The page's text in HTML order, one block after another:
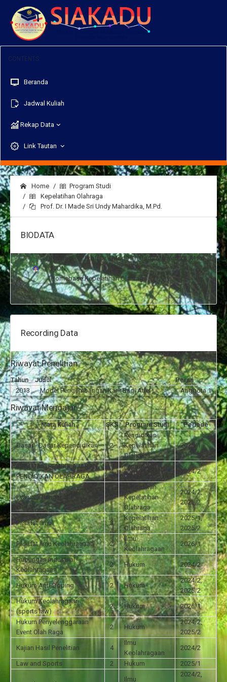
Beranda
Jadwal Kuliah
Rekap Data
Link Tautan
Home
Program Studi
Kepelatihan Olahraga
Prof. Dr. I Made Sri Undy Mahardika, M.Pd.
BIODATA
Nama :Prof. Dr. I Made Sri Undy Mahardika, M.Pd.
NIDN
:
Homebase:Kepelatihan Olahraga
Recording Data
Riwayat Penelitian
Tahun Judul
Peran
2013
Model Pengembangan Karir Bagi Atlet Anggota 1
Riwayat Mengajar
Mata Kuliah SKS Program Studi Periode
Dasar - Dasar Kependidikan 2
Pendidikan
Kepelatihan
Olahraga
2025/1
EVALUASI PEMBELAJARAN
PENDIDIKAN OLAHRAGA
4
Pendidikan
Olahraga
2024/2
Evaluasi Pengajaran
Pendidikan
Kepelatihan
Olahraga
2024/2,
2025/2
Filsafat Ilmu 3
Kepelatihan
Olahraga
2025/1,
2025/2
Filsafat Ilmu Keolahragaan 2
Ilmu
Keolahragaan
2026/1
Hubungan Industrial
Keolahragaan
2 Hukum 2024/2
Hukum Anti-Doping 2 Hukum
2024/2,
2025/2
Hukum Keolahragaan
(sports law)
2 Hukum 2026/1
Hukum Penyelenggaraan
Event Olah Raga
2 Hukum
2024/2,
2025/2
Kajian Hasil Penelitian 4
Ilmu
Keolahragaan
2024/2
Law and Sports 2 Hukum 2025/1
Ilmu
2024/2,